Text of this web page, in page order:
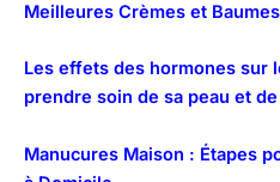
Meilleures Crèmes et Baumes
Les effets des hormones sur
prendre soin de sa peau et
Manucures Maison : Étapes